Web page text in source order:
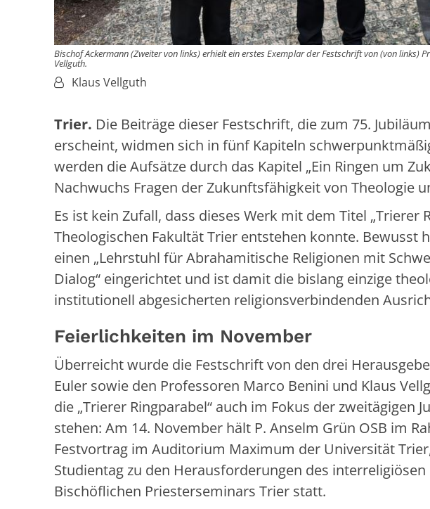
Bischof Ackermann (Zweiter von links) erhielt ein erstes Exemplar der Festschrift von (von links)
Vellguth.
Von:Klaus Vellguth
Trier. Die Beiträge dieser Festschrift, die zum 75.
erscheint, widmen sich in fünf Kapiteln
werden die Aufsätze durch das Kapitel „Ein Ringen um
Nachwuchs Fragen der Zukunftsfähigkeit von Theologie
Es ist kein Zufall, dass dieses Werk mit dem Titel „Trierer
Theologischen Fakultät Trier entstehen konnte. Bewusst
einen „Lehrstuhl für Abrahamitische Religionen mit
Dialog“ eingerichtet und ist damit die bislang einzige
institutionell abgesicherten religionsverbindenden
Feierlichkeiten im November
Überreicht wurde die Festschrift von den drei
Euler sowie den Professoren Marco Benini und Klaus
die „Trierer Ringparabel“ auch im Fokus der zweitägigen
stehen: Am 14. November hält P. Anselm Grün OSB im
Festvortrag im Auditorium Maximum der Universität
Studientag zu den Herausforderungen des
Bischöflichen Priesterseminars Trier statt.